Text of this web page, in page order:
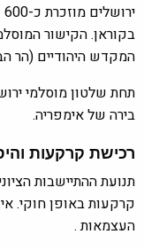
בקוראן. הקישור
המקדש היהודיים (הר
תחת שלטון מוסלמי
בירה של אימפריה.
רכישת קרקעות
תנועת ההתיישבות
קרקעות באופן חוקי.
העצמאות .